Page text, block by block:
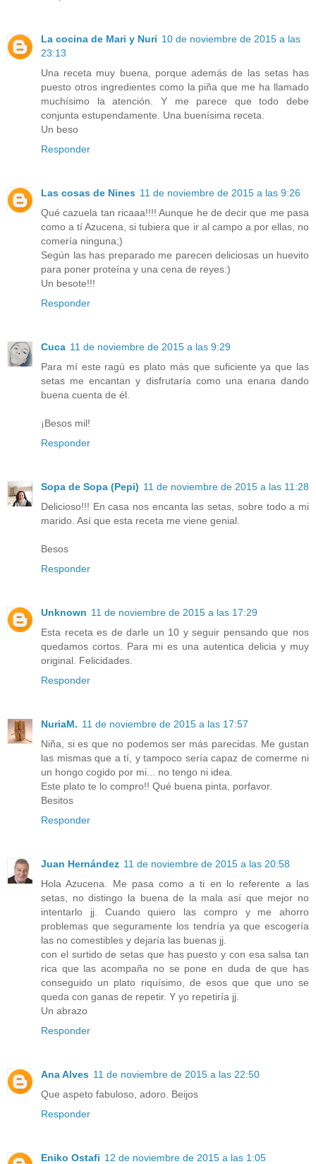
La cocina de Mari y Nuri 10 de noviembre de 2015 a las
23:13
Una receta muy buena, porque además de las setas has
puesto otros ingredientes como la piña que me ha llamado
muchísimo la atención. Y me parece que todo debe
conjunta estupendamente. Una buenísima receta.
Un beso
Responder
Las cosas de Nines 11 de noviembre de 2015 a las 9:26
Qué cazuela tan ricaaa!!!! Aunque he de decir que me pasa
como a tí Azucena, si tubiera que ir al campo a por ellas, no
comería ninguna;)
Según las has preparado me parecen deliciosas un huevito
para poner proteína y una cena de reyes:)
Un besote!!!
Responder
Cuca 11 de noviembre de 2015 a las 9:29
Para mí este ragú es plato más que suficiente ya que las
setas me encantan y disfrutaría como una enana dando
buena cuenta de él.
¡Besos mil!
Responder
Sopa de Sopa (Pepi) 11 de noviembre de 2015 a las 11:28
Delicioso!!! En casa nos encanta las setas, sobre todo a mi
marido. Así que esta receta me viene genial.
Besos
Responder
Unknown 11 de noviembre de 2015 a las 17:29
Esta receta es de darle un 10 y seguir pensando que nos
quedamos cortos. Para mi es una autentica delicia y muy
original. Felicidades.
Responder
NuriaM. 11 de noviembre de 2015 a las 17:57
Niña, si es que no podemos ser más parecidas. Me gustan
las mismas que a tí, y tampoco sería capaz de comerme ni
un hongo cogido por mi... no tengo ni idea.
Este plato te lo compro!! Qué buena pinta, porfavor.
Besitos
Responder
Juan Hernández 11 de noviembre de 2015 a las 20:58
Hola Azucena. Me pasa como a ti en lo referente a las
setas, no distingo la buena de la mala así que mejor no
intentarlo jj. Cuando quiero las compro y me ahorro
problemas que seguramente los tendría ya que escogería
las no comestibles y dejaría las buenas jj.
con el surtido de setas que has puesto y con esa salsa tan
rica que las acompaña no se pone en duda de que has
conseguido un plato riquísimo, de esos que que uno se
queda con ganas de repetir. Y yo repetiría jj.
Un abrazo
Responder
Ana Alves 11 de noviembre de 2015 a las 22:50
Que aspeto fabuloso, adoro. Beijos
Responder
Eniko Ostafi 12 de noviembre de 2015 a las 1:05